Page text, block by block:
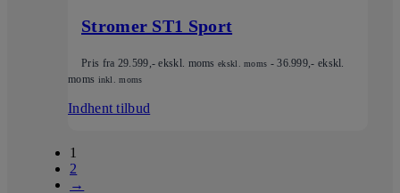
Stromer ST1 Sport
Pris fra 29.599,- ekskl. moms ekskl. moms -36.999,- ekskl.
moms inkl. moms
Indhent tilbud
1
2
→